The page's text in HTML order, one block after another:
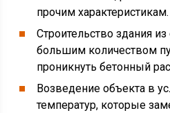
прочим характеристикам.
Строительство здания
большим количеством
проникнуть бетонный
Возведение объекта в
температур, которые